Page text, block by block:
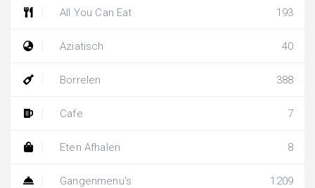
All You Can Eat 193
Aziatisch 40
Borrelen 388
Cafe 7
Eten Afhalen 8
Gangenmenu's 1209